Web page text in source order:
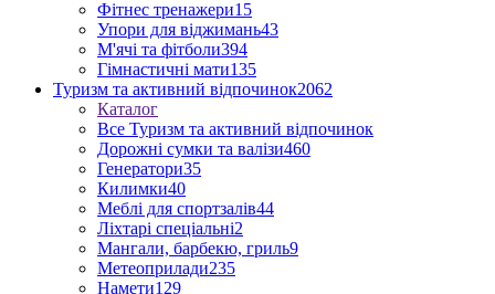
Фітнес тренажери15
Упори для віджимань43
М'ячі та фітболи394
Гімнастичні мати135
Туризм та активний відпочинок2062
Каталог
Все Туризм та активний відпочинок
Дорожні сумки та валізи460
Генератори35
Килимки40
Меблі для спортзалів44
Ліхтарі спеціальні2
Мангали, барбекю, гриль9
Метеоприлади235
Намети129